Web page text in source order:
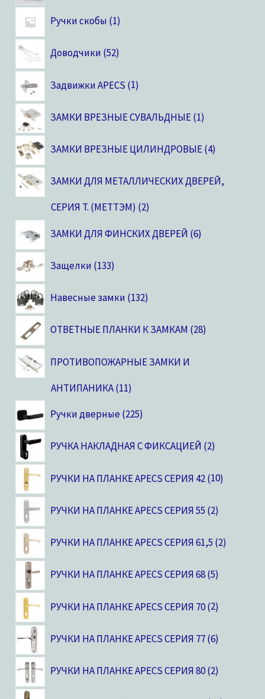
Ручки скобы 1
Доводчики 52
Задвижки APECS 1
ЗАМКИ ВРЕЗНЫЕ СУВАЛЬДНЫЕ 1
ЗАМКИ ВРЕЗНЫЕ ЦИЛИНДРОВЫЕ 4
ЗАМКИ ДЛЯ МЕТАЛЛИЧЕСКИХ ДВЕРЕЙ,
CЕРИЯ T. (МЕТТЭМ) 2
ЗАМКИ ДЛЯ ФИНСКИХ ДВЕРЕЙ 6
Защелки 133
Навесные замки 132
ОТВЕТНЫЕ ПЛАНКИ К ЗАМКАМ 28
ПРОТИВОПОЖАРНЫЕ ЗАМКИ И
АНТИПАНИКА 11
Ручки дверные 225
РУЧКА НАКЛАДНАЯ С ФИКСАЦИЕЙ 2
РУЧКИ НА ПЛАНКЕ APECS СЕРИЯ 42 10
РУЧКИ НА ПЛАНКЕ APECS СЕРИЯ 55 2
РУЧКИ НА ПЛАНКЕ APECS СЕРИЯ 61,5 2
РУЧКИ НА ПЛАНКЕ APECS СЕРИЯ 68 5
РУЧКИ НА ПЛАНКЕ APECS СЕРИЯ 70 2
РУЧКИ НА ПЛАНКЕ APECS СЕРИЯ 77 6
РУЧКИ НА ПЛАНКЕ APECS СЕРИЯ 80 2